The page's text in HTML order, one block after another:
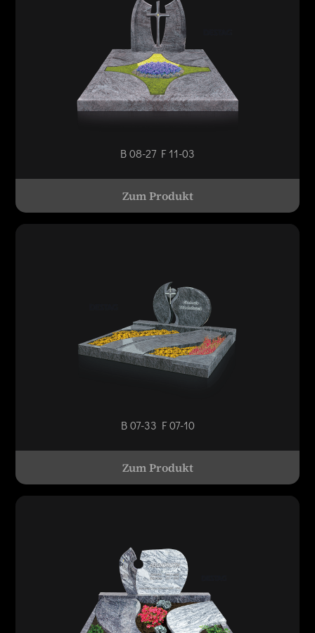
B 08-27 F 11-03
Zum Produkt
B 07-33 F 07-10
Zum Produkt